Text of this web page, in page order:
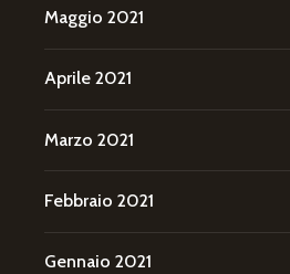
Maggio 2021
Aprile 2021
Marzo 2021
Febbraio 2021
Gennaio 2021